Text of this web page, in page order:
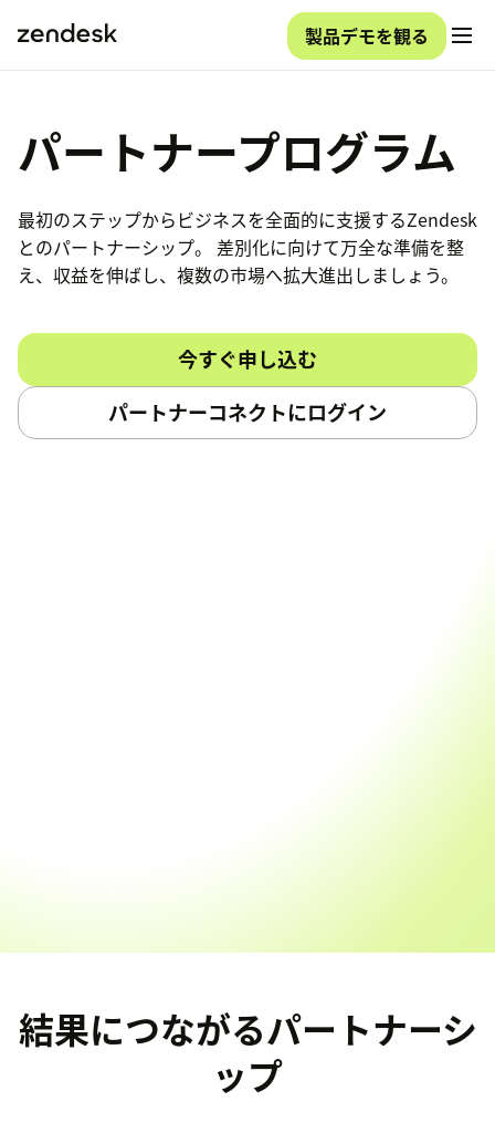
製品デモを観る
パートナープログラム
最初のステップからビジネスを全面的に支援するZendesk
とのパートナーシップ。 差別化に向けて万全な準備を整
え、収益を伸ばし、複数の市場へ拡大進出しましょう。
今すぐ申し込む
パートナーコネクトにログイン
結果につながるパートナーシ
ップ